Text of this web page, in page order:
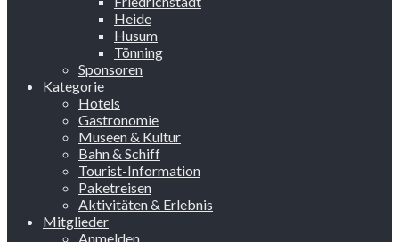
Heide
Husum
Tönning
Sponsoren
Kategorie
Hotels
Gastronomie
Museen & Kultur
Bahn & Schiff
Tourist-Information
Paketreisen
Aktivitäten & Erlebnis
Mitglieder
Anmelden